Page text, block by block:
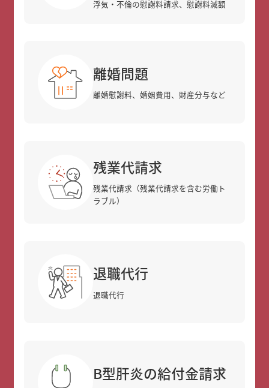
浮気・不倫の慰謝料請求、慰謝料減額
離婚問題
離婚慰謝料、婚姻費用、財産分与など
残業代請求
残業代請求（残業代請求を含む労働ト
ラブル）
退職代行
退職代行
B型肝炎の給付金請求